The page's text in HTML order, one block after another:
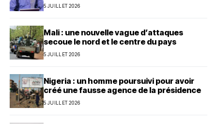
5 JUILLET 2026
Mali : une nouvelle vague d’attaques
secoue le nord et le centre du pays
5 JUILLET 2026
Nigeria : un homme poursuivi pour avoir
créé une fausse agence de la présidence
5 JUILLET 2026